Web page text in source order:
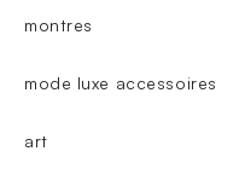
montres
mode luxe accessoires
art